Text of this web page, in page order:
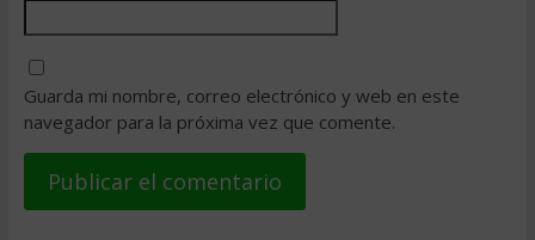
Guarda mi nombre, correo electrónico y web en este
navegador para la próxima vez que comente.